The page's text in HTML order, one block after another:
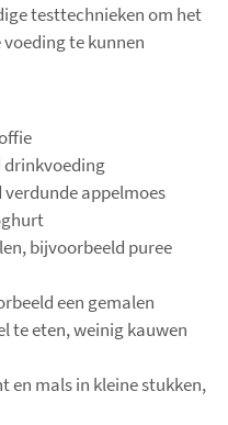
testtechnieken om het
te kunnen
drinkvoeding
appelmoes
bijvoorbeeld puree
een gemalen
te eten, weinig kauwen
en mals in kleine stukken,